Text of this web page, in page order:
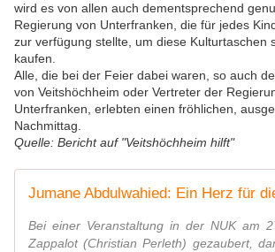
wird es von allen auch dementsprechend
Regierung von Unterfranken, die für jedes
zur verfügung stellte, um diese Kulturtaschen
kaufen.
Alle, die bei der Feier dabei waren, so auch
von Veitshöchheim oder Vertreter der
Unterfranken, erlebten einen fröhlichen,
Nachmittag.
Quelle: Bericht auf "Veitshöchheim hilft"
Bei einer Veranstaltung in der NUK am
Zappalot (Christian Perleth) gezaubert,